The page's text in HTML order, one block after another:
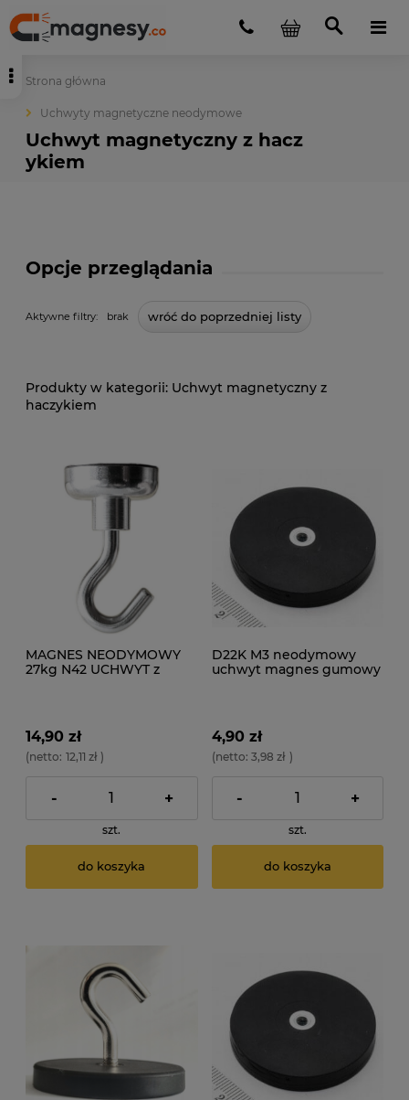
Strona główna
Uchwyty magnetyczne neodymowe
Uchwyt magnetyczny z hacz
ykiem
Opcje przeglądania
Aktywne filtry: brak wróć do poprzedniej listy
Uchwyt magnetyczny z
haczykiem
MAGNES NEODYMOWY
27kg N42 UCHWYT z
14,90 zł
(netto: 12,11 zł )
- +
szt.
do koszyka
D22K M3 neodymowy
uchwyt magnes gumowy
4,90 zł
(netto: 3,98 zł )
- +
szt.
do koszyka